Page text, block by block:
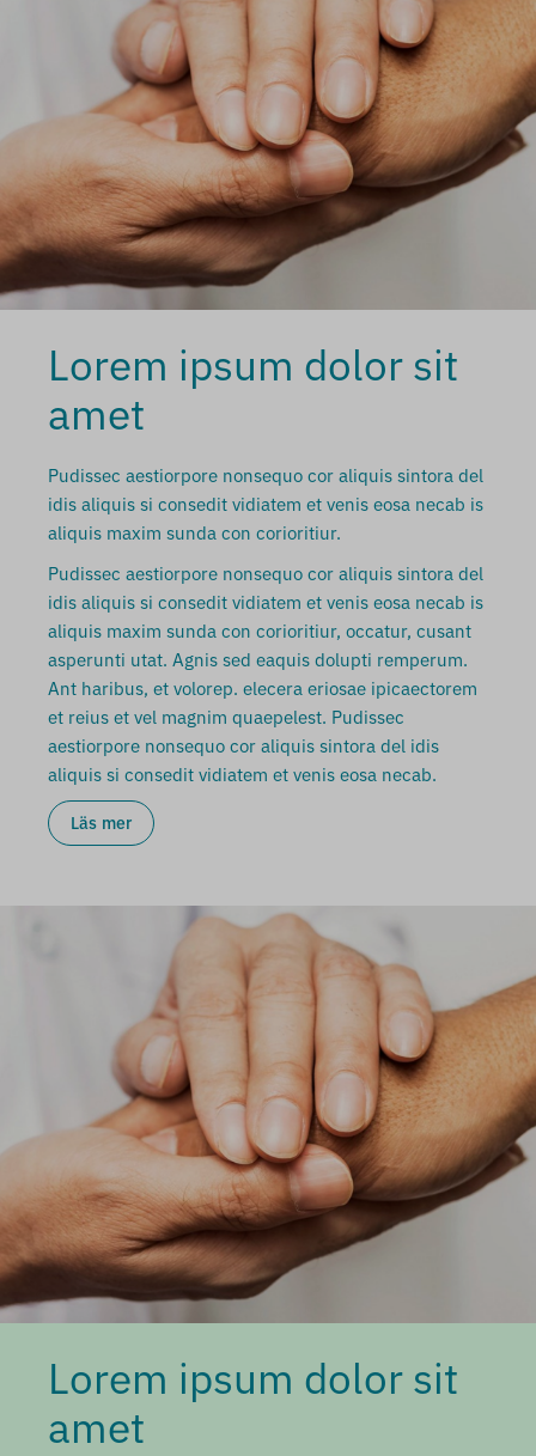
Lorem ipsum dolor sit
amet
Pudissec aestiorpore nonsequo cor aliquis sintora del
idis aliquis si consedit vidiatem et venis eosa necab is
aliquis maxim sunda con corioritiur.
Pudissec aestiorpore nonsequo cor aliquis sintora del
idis aliquis si consedit vidiatem et venis eosa necab is
aliquis maxim sunda con corioritiur, occatur, cusant
asperunti utat. Agnis sed eaquis dolupti remperum.
Ant haribus, et volorep. elecera eriosae ipicaectorem
et reius et vel magnim quaepelest. Pudissec
aestiorpore nonsequo cor aliquis sintora del idis
aliquis si consedit vidiatem et venis eosa necab.
Läs mer
Lorem ipsum dolor sit
amet